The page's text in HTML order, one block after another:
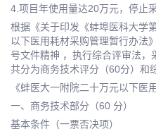
4.项目年使用量达20万元，停止
根据《关于印发《蚌埠医科大学
以下医用耗材采购管理暂行办法
号文件精神 ，执行综合评审法，
共分为商务技术评分（60分）和
《蚌医大一附院二十万元以下医
一、商务技术部分（60 分）
基本条件（一票否决项）